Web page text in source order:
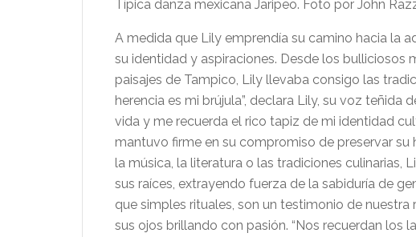
Típica danza mexicana Jaripeo. Foto por John
A medida que Lily emprendía su camino hacia la
su identidad y aspiraciones. Desde los bulliciosos
paisajes de Tampico, Lily llevaba consigo las
herencia es mi brújula”, declara Lily, su voz teñida
vida y me recuerda el rico tapiz de mi identidad
mantuvo firme en su compromiso de preservar su
la música, la literatura o las tradiciones
sus raíces, extrayendo fuerza de la sabiduría de
que simples rituales, son un testimonio de
sus ojos brillando con pasión. “Nos recuerdan los